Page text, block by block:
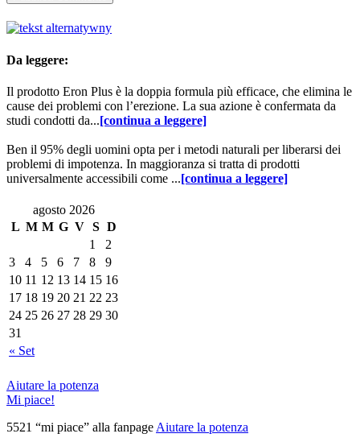
Da leggere:
Il prodotto Eron Plus è la doppia formula più efficace, che elimina le
cause dei problemi con l’erezione. La sua azione è confermata da
studi condotti da...[continua a leggere]
Ben il 95% degli uomini opta per i metodi naturali per liberarsi dei
problemi di impotenza. In maggioranza si tratta di prodotti
universalmente accessibili come ...[continua a leggere]
agosto 2026
L M M G V S D
« Set
1
2
3
4 5 6 7 8
9
10 11 12 13 14 15 16
17 18 19 20 21 22 23
24 25 26 27 28 29 30
31
Aiutare la potenza
Mi piace!
5521 “mi piace” alla fanpage Aiutare la potenza